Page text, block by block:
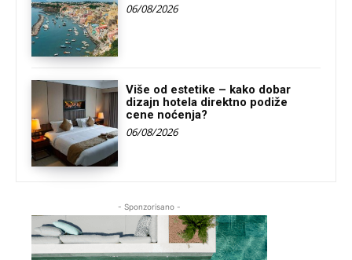
06/08/2026
Više od estetike – kako dobar
dizajn hotela direktno podiže
cene noćenja?
06/08/2026
- Sponzorisano -